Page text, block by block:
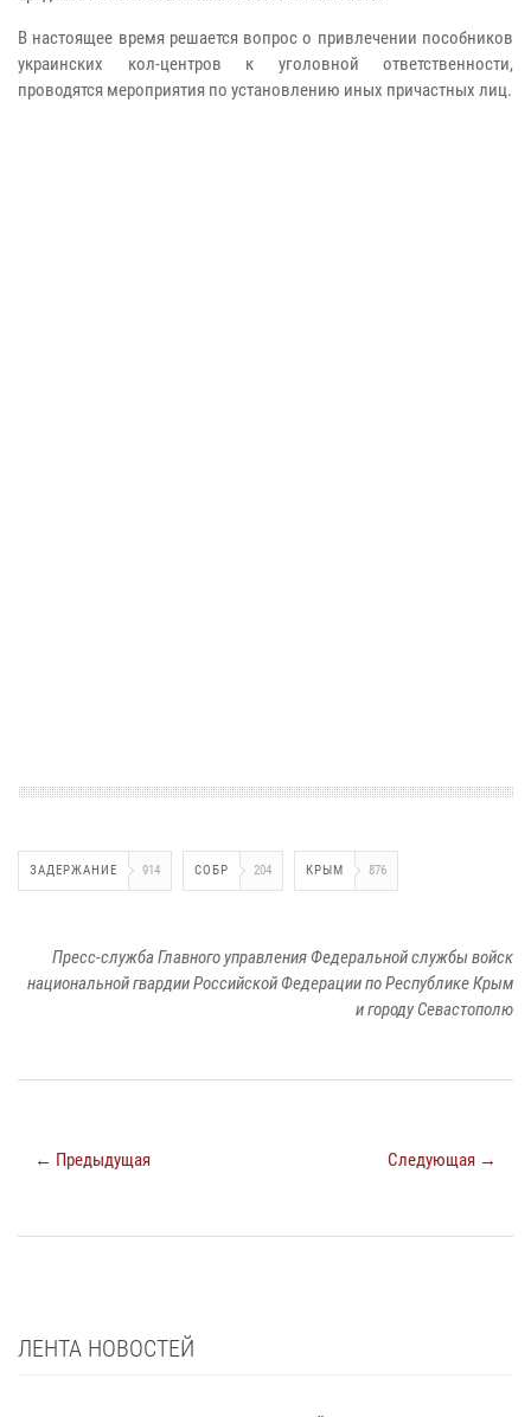
В настоящее время решается вопрос о привлечении пособников
украинских кол-центров к уголовной ответственности,
проводятся мероприятия по установлению иных причастных лиц.
ЗАДЕРЖАНИЕ 914 СОБР 204 КРЫМ 876
Пресс-служба Главного управления Федеральной службы войск
национальной гвардии Российской Федерации по Республике Крым
и городу Севастополю
← Предыдущая Следующая →
ЛЕНТА НОВОСТЕЙ